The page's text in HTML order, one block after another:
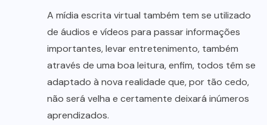
A mídia escrita virtual também tem se utilizado
de áudios e vídeos para passar informações
importantes, levar entretenimento, também
através de uma boa leitura, enfim, todos têm se
adaptado à nova realidade que, por tão cedo,
não será velha e certamente deixará inúmeros
aprendizados.